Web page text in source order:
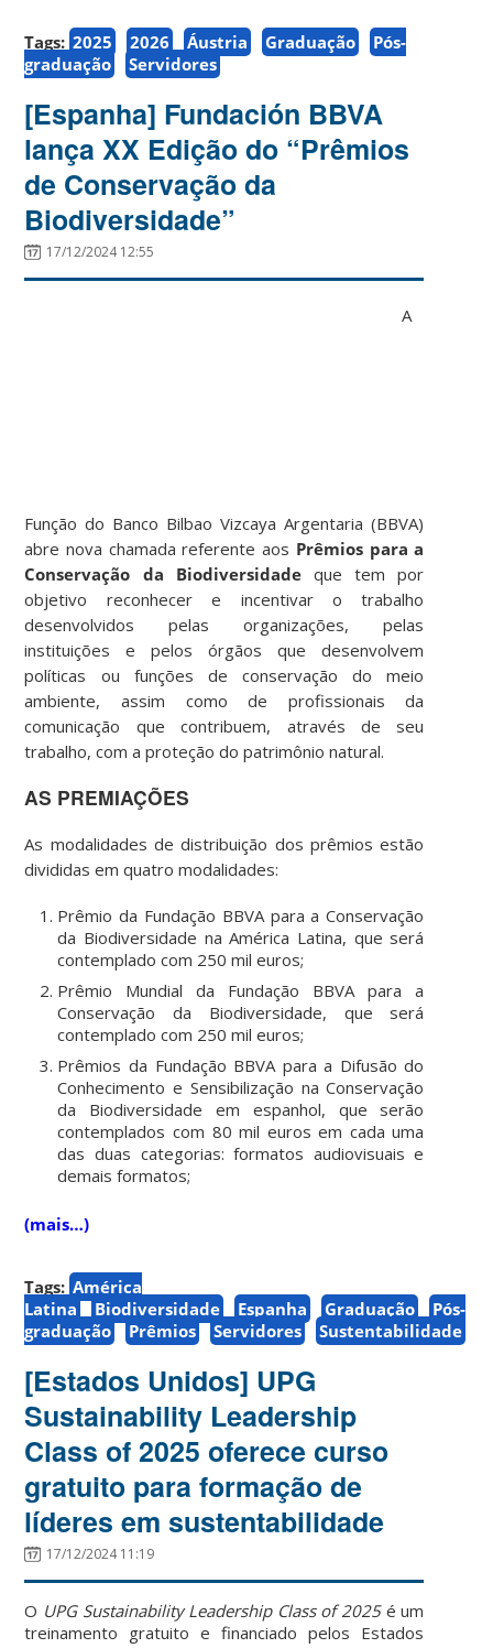
Tags: 2025 2026 Áustria Graduação
Pós-
graduação
Servidores
[Espanha] Fundación BBVA
lança XX Edição do “Prêmios
de Conservação da
Biodiversidade”
17/12/2024 12:55
A
Função do Banco Bilbao Vizcaya Argentaria (BBVA)
abre nova chamada referente aos Prêmios para a
Conservação da Biodiversidadeque tem por
objetivo reconhecer e incentivar o trabalho
desenvolvidos pelas organizações, pelas
instituições e pelos órgãos que desenvolvem
políticas ou funções de conservação do meio
ambiente, assim como de profissionais da
comunicação que contribuem, através de seu
trabalho, com a proteção do patrimônio natural.
AS PREMIAÇÕES
As modalidades de distribuição dos prêmios estão
divididas em quatro modalidades:
Prêmio da Fundação BBVA para a Conservação
da Biodiversidade na América Latina, que será
contemplado com 250 mil euros;
Prêmio Mundial da Fundação BBVA para a
Conservação da Biodiversidade, que será
contemplado com 250 mil euros;
Prêmios da Fundação BBVA para a Difusão do
Conhecimento e Sensibilização na Conservação
da Biodiversidade em espanhol, que serão
contemplados com 80 mil euros em cada uma
das duas categorias: formatos audiovisuais e
demais formatos;
(mais…)
Tags: América
Latina
Biodiversidade Espanha Graduação
Pós-
graduação
Prêmios Servidores Sustentabilidade
[Estados Unidos] UPG
Sustainability Leadership
Class of 2025 oferece curso
gratuito para formação de
líderes em sustentabilidade
17/12/2024 11:19
O UPG Sustainability Leadership Class of 2025é um
treinamento gratuito e financiado pelos Estados